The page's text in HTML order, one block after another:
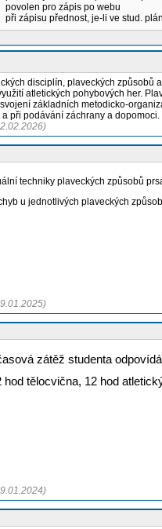
povolen pro zápis po webu
při zápisu přednost, je-li ve stud.
disciplín, plaveckých
atletických pohybových her.
základních metodicko-
při podávání záchrany a
techniky plaveckých způsobů
u jednotlivých plaveckých
zátěž studenta
tělocvična, 12 hod